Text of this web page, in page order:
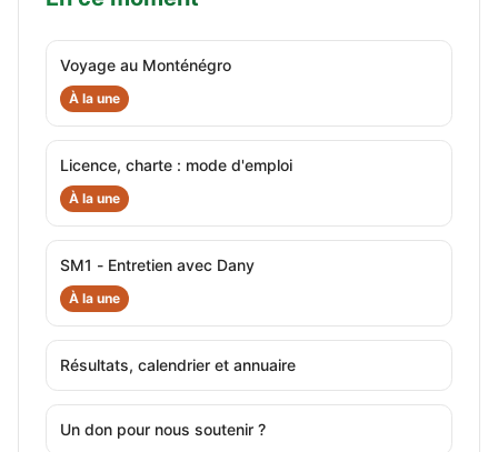
Voyage au Monténégro
À la une
Licence, charte : mode d'emploi
À la une
SM1 - Entretien avec Dany
À la une
Résultats, calendrier et annuaire
Un don pour nous soutenir ?